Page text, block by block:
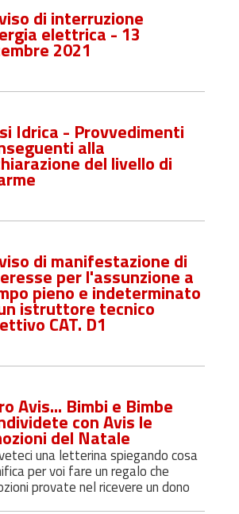
di interruzione
elettrica - 13
2021
Idrica - Provvedimenti
alla
del livello di
di manifestazione di
per l'assunzione a
pieno e indeterminato
istruttore tecnico
CAT. D1
Avis... Bimbi e Bimbe
con Avis le
del Natale
una letterina spiegando cosa
per voi fare un regalo che
provate nel ricevere un dono